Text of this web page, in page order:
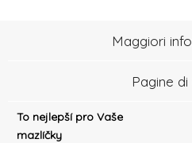
To nejlepší pro Vaše
mazlíčky
Maggiori
Pagine